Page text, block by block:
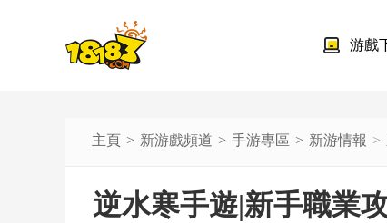
游戲
主頁 新游戲頻道 手游專區 新游情報
逆水寒手遊|新手職業